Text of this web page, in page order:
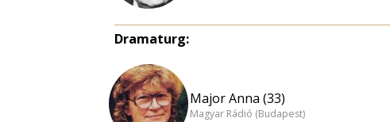
Dramaturg:
Major Anna (33)
Magyar Rádió (Budapest)